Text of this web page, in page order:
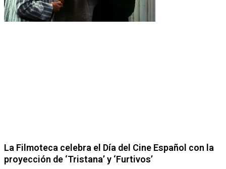
La Filmoteca celebra el Día del Cine Español con la
proyección de ‘Tristana’ y ‘Furtivos’